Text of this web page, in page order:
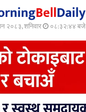
२०८३, शनिवार ०८:३२:४६ बजे